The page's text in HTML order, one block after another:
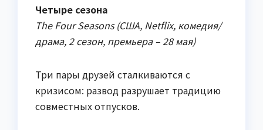
Четыре сезона
The Four Seasons (США, Netflix, комедия/
драма, 2 сезон, премьера – 28 мая)
Три пары друзей сталкиваются с
кризисом: развод разрушает традицию
совместных отпусков.